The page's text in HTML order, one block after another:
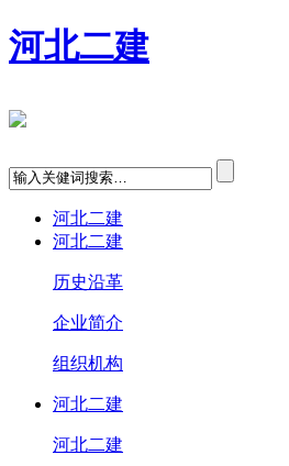
河北二建
河北二建
河北二建
历史沿革
企业简介
组织机构
河北二建
河北二建